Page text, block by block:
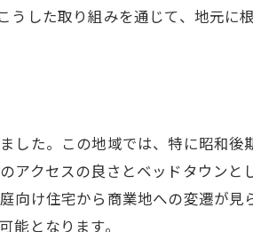
考慮した不動産選び
との協力による学びの深化
を通じた実地体験
講演会の活用
した取り組みを通じて、地元に
た。この地域では、特に昭和
クセスの良さとベッドタウン
け住宅から商業地への変遷が
となります。